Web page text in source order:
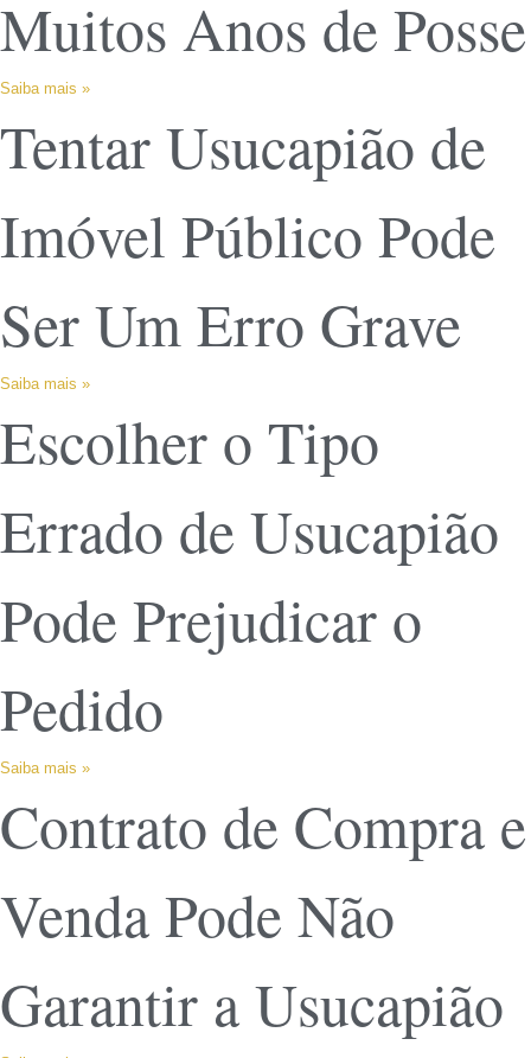
Muitos Anos de Posse
Saiba mais »
Tentar Usucapião de
Imóvel Público Pode
Ser Um Erro Grave
Saiba mais »
Escolher o Tipo
Errado de Usucapião
Pode Prejudicar o
Pedido
Saiba mais »
Contrato de Compra e
Venda Pode Não
Garantir a Usucapião